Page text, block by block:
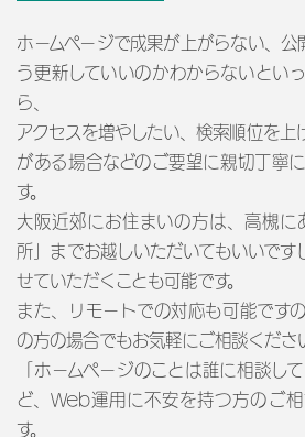
ホームページで成果が上がらない、
う更新していいのかわからないとい
ら、
アクセスを増やしたい、検索順位を
がある場合などのご要望に親切丁寧
す。
大阪近郊にお住まいの方は、高槻
所」までお越しいただいてもいいで
せていただくことも可能です。
また、リモートでの対応も可能です
の方の場合でもお気軽にご相談くださ
「ホームページのことは誰に相談し
ど、Web運用に不安を持つ方のご
す。